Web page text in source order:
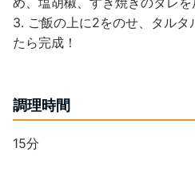
3. ご飯の上に2をのせ、タルタ
たら完成！
調理時間
15分